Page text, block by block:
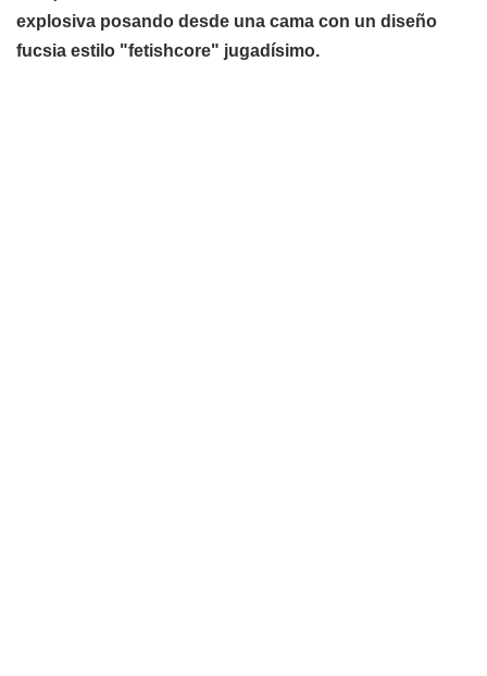
explosiva posando desde una cama con un diseño
fucsia estilo "fetishcore" jugadísimo.